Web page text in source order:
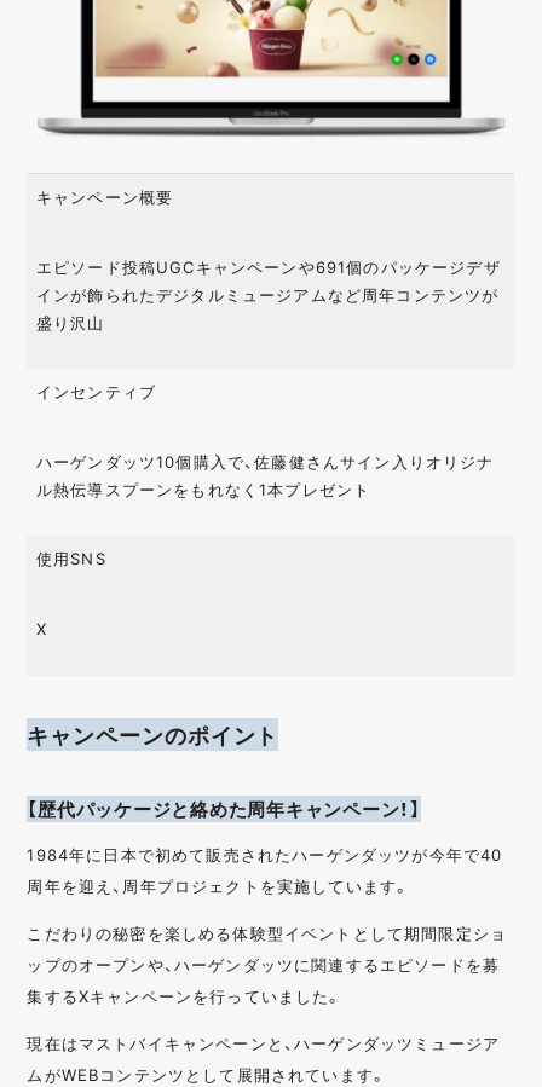
キャンペーン概要
エピソード投稿UGCキャンペーンや691個のパッケージデザ
インが飾られたデジタルミュージアムなど周年コンテンツが
盛り沢山
インセンティブ
ハーゲンダッツ10個購入で、佐藤健さんサイン入りオリジナ
ル熱伝導スプーンをもれなく1本プレゼント
使用SNS
X
キャンペーンのポイント
【歴代パッケージと絡めた周年キャンペーン！】
1984年に日本で初めて販売されたハーゲンダッツが今年で40
周年を迎え、周年プロジェクトを実施しています。
こだわりの秘密を楽しめる体験型イベントとして期間限定ショ
ップのオープンや、ハーゲンダッツに関連するエピソードを募
集するXキャンペーンを行っていました。
現在はマストバイキャンペーンと、ハーゲンダッツミュージア
ムがWEBコンテンツとして展開されています。